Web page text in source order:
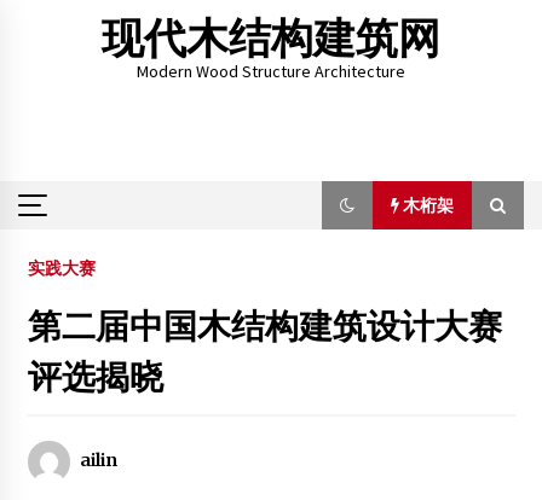
现代木结构建筑网
Modern Wood Structure Architecture
木桁架
木桁架
常州建20米高鸟儿豪宅 配有全木结构的“观鸟屋”
2014年4月10日
2015年1月7日
实践大赛
第二届中国木结构建筑设计大赛
评选揭晓
ailin